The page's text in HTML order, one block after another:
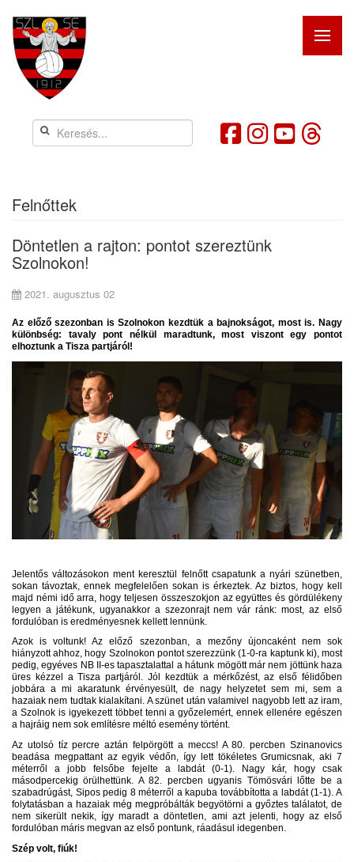
Felnőttek
Döntetlen a rajton: pontot szereztünk
Szolnokon!
2021. augusztus 02
Az előző szezonban is Szolnokon kezdtük a bajnokságot, most is. Nagy
különbség: tavaly pont nélkül maradtunk, most viszont egy pontot
elhoztunk a Tisza partjáról!
Jelentős változásokon ment keresztül felnőtt csapatunk a nyári szünetben,
sokan távoztak, ennek megfelelően sokan is érkeztek. Az biztos, hogy kell
majd némi idő arra, hogy teljesen összeszokjon az együttes és gördülékeny
legyen a játékunk, ugyanakkor a szezonrajt nem vár ránk: most, az első
fordulóban is eredményesnek kellett lennünk.
Azok is voltunk! Az előző szezonban, a mezőny újoncaként nem sok
hiányzott ahhoz, hogy Szolnokon pontot szerezzünk (1-0-ra kaptunk ki), most
pedig, egyéves NB II-es tapasztalattal a hátunk mögött már nem jöttünk haza
üres kézzel a Tisza partjáról. Jól kezdtük a mérkőzést, az első félidőben
jobbára a mi akaratunk érvényesült, de nagy helyzetet sem mi, sem a
hazaiak nem tudtak kialakítani. A szünet után valamivel nagyobb lett az iram,
a Szolnok is igyekezett többet tenni a győzelemért, ennek ellenére egészen
a hajráig nem sok említésre méltó esemény történt.
Az utolsó tíz percre aztán felpörgött a meccs! A 80. percben Szinanovics
beadása megpattant az egyik védőn, így lett tökéletes Grumicsnak, aki 7
méterről a jobb felsőbe fejelte a labdát (0-1). Nagy kár, hogy csak
másodpercekig örülhettünk. A 82. percben ugyanis Tömösvári lőtte be a
szabadrúgást, Sipos pedig 8 méterről a kapuba továbbította a labdát (1-1). A
folytatásban a hazaiak még megpróbálták begyötörni a győztes találatot, de
nem sikerült nekik, így maradt a döntetlen, ami azt jelenti, hogy az első
fordulóban máris megvan az első pontunk, ráadásul idegenben.
Szép volt, fiúk!